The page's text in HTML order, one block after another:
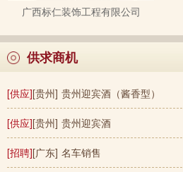
广西标仁装饰工程有限公司
供求商机
[供应][贵州] 贵州迎宾酒（酱香型）
[供应][贵州] 贵州迎宾酒
[招聘][广东] 名车销售